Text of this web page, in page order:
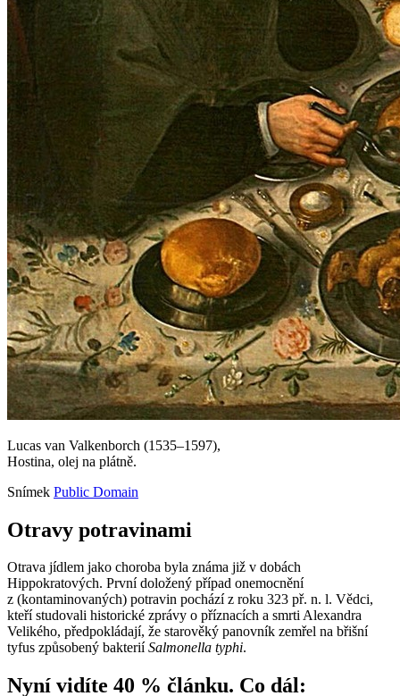
Lucas van Valkenborch (1535–1597),
Hostina, olej na plátně.
Snímek Public Domain
Otravy potravinami
Otrava jídlem jako choroba byla známa již v dobách
Hippokratových. První doložený případ onemocnění
z (kontaminovaných) potravin pochází z roku 323 př. n. l. Vědci,
kteří studovali historické zprávy o příznacích a smrti Alexandra
Velikého, předpokládají, že starověký panovník zemřel na břišní
tyfus způsobený bakteriíSalmonella typhi.
Nyní vidíte 40 % článku. Co dál: